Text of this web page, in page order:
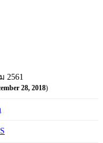
2561
28, 2018)